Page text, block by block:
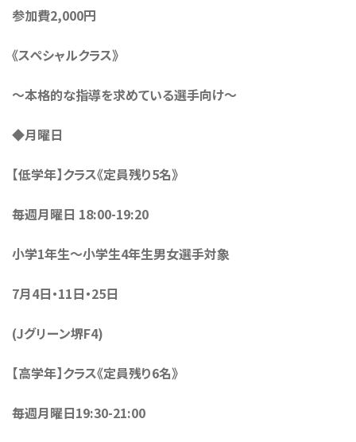
参加費2,000円
《スペシャルクラス》
〜本格的な指導を求めている選手向け〜
◆月曜日
【低学年】クラス《定員残り5名》
毎週月曜日 18:00-19:20
小学1年生〜小学生4年生男女選手対象
7月4日・11日・25日
(Jグリーン堺F4)
【高学年】クラス《定員残り6名》
毎週月曜日19:30-21:00